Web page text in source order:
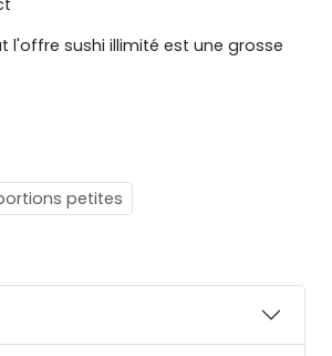
l'offre sushi illimité est une grosse
petites